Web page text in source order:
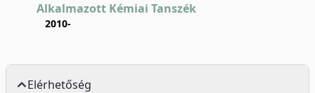
Alkalmazott Kémiai Tanszék
2010-
Elérhetőség